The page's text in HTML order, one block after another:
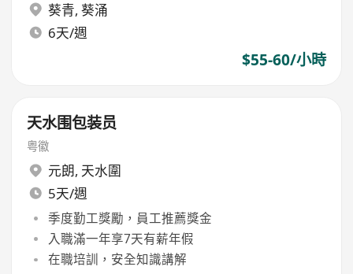
葵青, 葵涌
6天/週
$55-60/小時
天水围包装员
粤徽
元朗, 天水圍
5天/週
季度勤工獎勵，員工推薦獎金
入職滿一年享7天有薪年假
在職培訓，安全知識講解